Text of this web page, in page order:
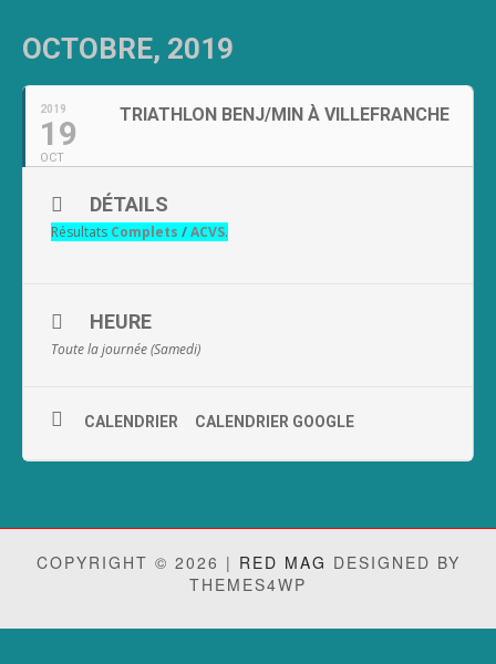
OCTOBRE, 2019
2019
19
OCT
TRIATHLON BENJ/MIN À VILLEFRANCHE
DÉTAILS
Résultats Complets /ACVS.
HEURE
Toute la journée (Samedi)
CALENDRIER CALENDRIER GOOGLE
COPYRIGHT © 2026 | RED MAG DESIGNED BY
THEMES4WP